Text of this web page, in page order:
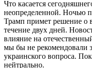
Что касается
неопределенной. Ночью
Трамп примет решение о
течение двух дней.
влияние на
мы бы не рекомендовали
украинского вопроса.
нейтрально.